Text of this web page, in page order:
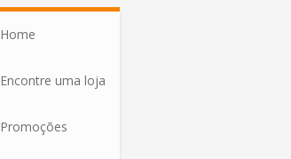
Home
Encontre uma loja
Promoções